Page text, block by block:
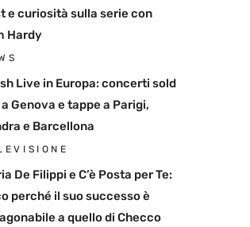
e curiosità sulla serie con
Hardy
Live in Europa: concerti sold
Genova e tappe a Parigi,
e Barcellona
De Filippi e C’è Posta per Te:
perché il suo successo è
a quello di Checco